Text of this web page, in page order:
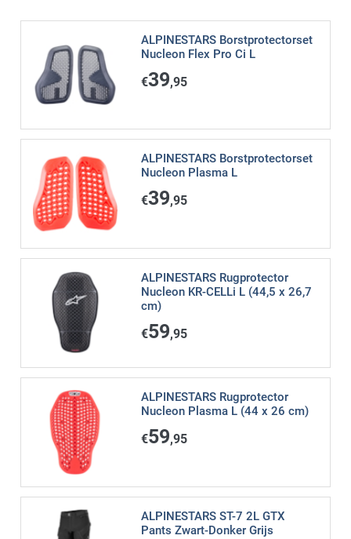
ALPINESTARS Borstprotectorset
Nucleon Flex Pro Ci L
€39,95
ALPINESTARS Borstprotectorset
Nucleon Plasma L
€39,95
ALPINESTARS Rugprotector
Nucleon KR-CELLi L (44,5 x 26,7
cm)
€59,95
ALPINESTARS Rugprotector
Nucleon Plasma L (44 x 26 cm)
€59,95
ALPINESTARS ST-7 2L GTX
Pants Zwart-Donker Grijs